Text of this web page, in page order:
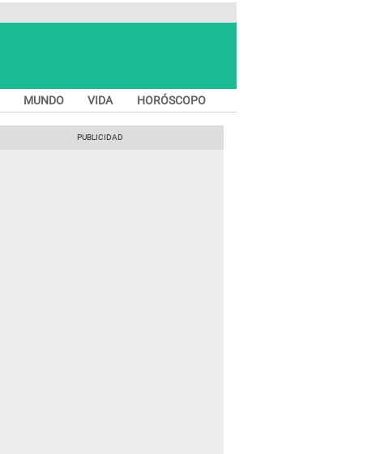
MUNDO VIDA HORÓSCOPO